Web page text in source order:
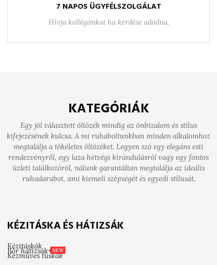
7 NAPOS ÜGYFÉLSZOLGÁLAT
Hívja kollégánkat ha kérdése adódna.
KATEGÓRIÁK
Egy jól választott öltözék mindig az önbizalom és stílus
kifejezésének kulcsa. A mi ruhaboltunkban minden alkalomhoz
megtalálja a tökéletes öltözéket. Legyen szó egy elegáns esti
rendezvényről, egy laza hétvégi kirándulásról vagy egy fontos
üzleti találkozóról, nálunk garantáltan megtalálja az ideális
ruhadarabot, ami kiemeli szépségét és egyedi stílusát.
KÉZITÁSKA ÉS HÁTIZSÁK
Kézitáskák
Bőr hátizsák NEW
Kézműves tűskák